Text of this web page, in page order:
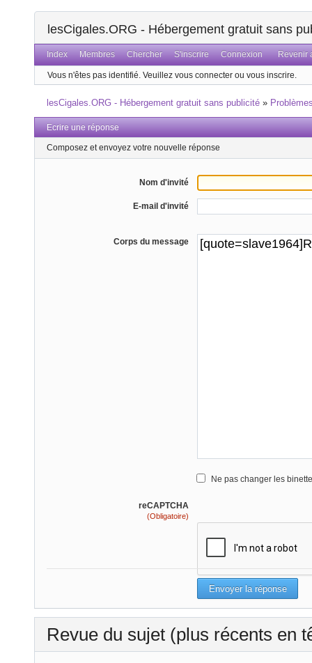
lesCigales.ORG - Hébergement gratuit sans
Index Membres Chercher S'inscrire Connexion Revenir
Vous n'êtes pas identifié. Veuillez vous connecter ou vous inscrire.
lesCigales.ORG - Hébergement gratuit sans publicité »
Ecrire une réponse
Composez et envoyez votre nouvelle réponse
Nom d'invité
E-mail d'invité
Corps du message
Ne pas changer les
reCAPTCHA
(Obligatoire)
Revue du sujet (plus récents en